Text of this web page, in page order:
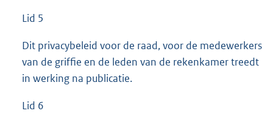
Lid 5
Dit privacybeleid voor de raad, voor de medewerkers
van de griffie en de leden van de rekenkamer treedt
in werking na publicatie.
Lid 6